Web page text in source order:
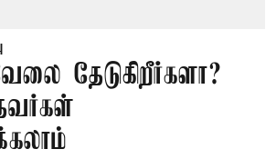
தேடுகிறீர்களா?